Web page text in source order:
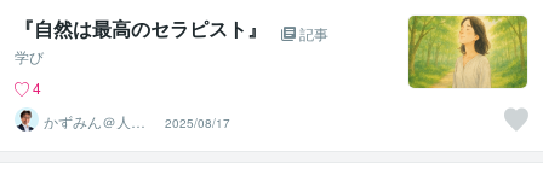
『自然は最高のセラピスト』
記事
学び
4
かずみん＠人生
のモヤモヤ解消
アドバイザー
2025/08/17